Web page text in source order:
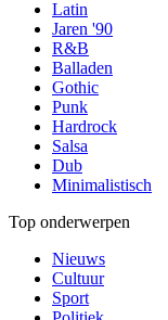
Latin
Jaren '90
R&B
Balladen
Gothic
Punk
Hardrock
Salsa
Dub
Minimalistisch
Top onderwerpen
Nieuws
Cultuur
Sport